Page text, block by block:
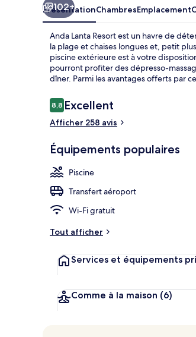
102+
PrésentationChambresEmplacement
Anda Lanta Resort est un havre de
la plage et chaises longues et, petit
piscine extérieure est à votre
pourront profiter des dépresso-
dîner. Parmi les avantages offerts par
Avis
voyageurs
8,88,8 sur 10
Excellent
Afficher 258 avis
Équipements populaires
Piscine
Transfert aéroport
Wi-Fi gratuit
Tout afficher
Services et équipements
Comme à la maison (6)